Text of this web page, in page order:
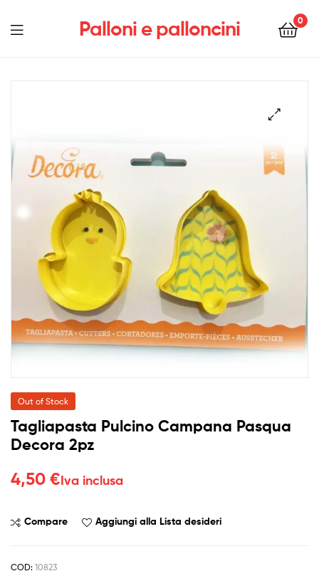
Palloni e palloncini 0
Menu
Out of Stock
Tagliapasta Pulcino Campana Pasqua
Decora 2pz
4,50 €Iva inclusa
Compare Aggiungi alla Lista desideri
COD: 10823